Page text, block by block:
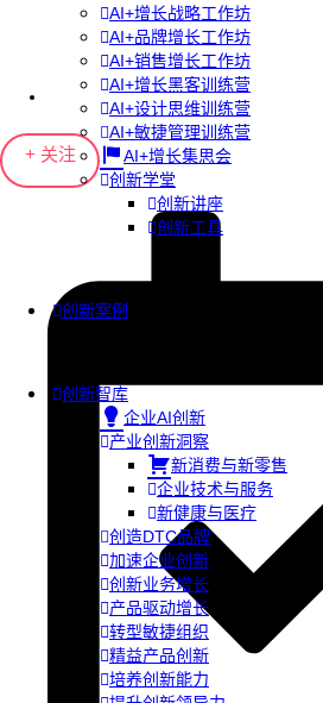
AI+增长战略工作坊
AI+品牌增长工作坊
AI+销售增长工作坊
AI+增长黑客训练营
AI+设计思维训练营
AI+敏捷管理训练营
AI+增长集思会
创新学堂
创新讲座
创新工具
创新案例
创新智库
企业AI创新
产业创新洞察
新消费与新零售
企业技术与服务
新健康与医疗
创造DTC品牌
加速企业创新
创新业务增长
产品驱动增长
转型敏捷组织
精益产品创新
培养创新能力
+ 关注